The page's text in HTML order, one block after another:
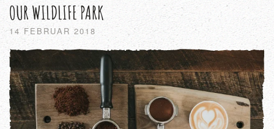
OUR WILDLIFE PARK
14 FEBRUAR 2018